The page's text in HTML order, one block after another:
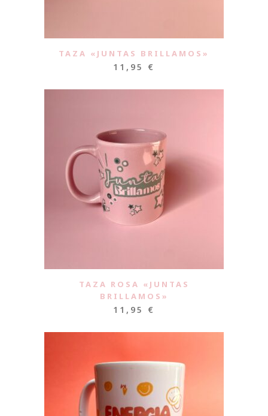
TAZA «JUNTAS BRILLAMOS»
11,95 €
TAZA ROSA «JUNTAS
BRILLAMOS»
11,95 €